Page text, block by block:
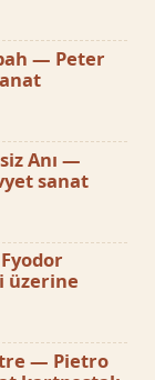
— Peter
Anı —
sanat
üzerine
— Pietro